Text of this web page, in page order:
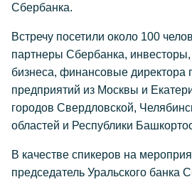
Сбербанка.
Встречу посетили около 100
партнеры Сбербанка, инвесторы,
бизнеса, финансовые
предприятий из Москвы и
городов Свердловской,
областей и Республики
В качестве спикеров на
председатель Уральского банка